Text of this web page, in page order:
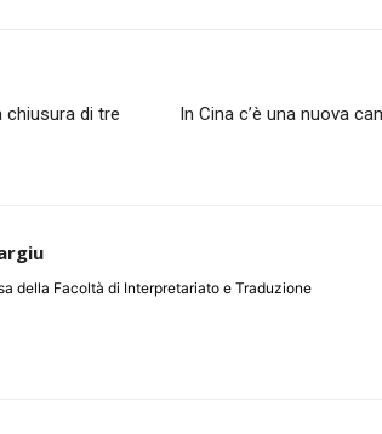
chiusura di tre
In Cina c’è una nuova
della Facoltà di Interpretariato e Traduzione